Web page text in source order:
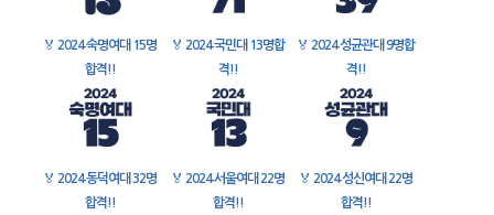
🏅 2024 숙명여대 15명
합격!!
🏅 2024 국민대 13명합
격!!
🏅 2024 성균관대 9명합
격!!
🏅 2024 동덕여대 32명
합격!!
🏅 2024 서울여대 22명
합격!!
🏅 2024 성신여대 22명
합격!!